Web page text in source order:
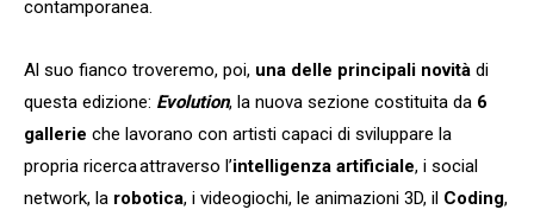
contamporanea.
Al suo fianco troveremo, poi, una delle principali novità di
questa edizione: Evolution, la nuova sezione costituita da 6
gallerie che lavorano con artisti capaci di sviluppare la
propria ricerca attraverso l’intelligenza artificiale, i social
network, la robotica, i videogiochi, le animazioni 3D, il Coding,